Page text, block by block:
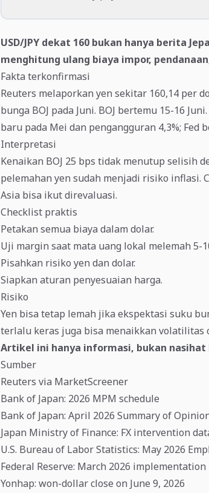
USD/JPY dekat 160 bukan hanya berita
menghitung ulang biaya impor,
Fakta terkonfirmasi
Reuters melaporkan yen sekitar 160,14 per
bunga BOJ pada Juni. BOJ bertemu 15-16
baru pada Mei dan pengangguran 4,3%; Fed
Interpretasi
Kenaikan BOJ 25 bps tidak menutup selisih
pelemahan yen sudah menjadi risiko inflasi.
Asia bisa ikut direvaluasi.
Checklist praktis
Petakan semua biaya dalam dolar.
Uji margin saat mata uang lokal melemah 5-
Pisahkan risiko yen dan dolar.
Siapkan aturan penyesuaian harga.
Risiko
Yen bisa tetap lemah jika ekspektasi suku
terlalu keras juga bisa menaikkan volatilitas
Artikel ini hanya informasi, bukan nasihat
Sumber
Reuters via MarketScreener
Bank of Japan: 2026 MPM schedule
Bank of Japan: April 2026 Summary of
Japan Ministry of Finance: FX intervention
U.S. Bureau of Labor Statistics: May 2026
Federal Reserve: March 2026 implementation
Yonhap: won-dollar close on June 9, 2026